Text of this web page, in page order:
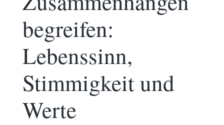
begreifen:
Lebenssinn,
Stimmigkeit und
Werte